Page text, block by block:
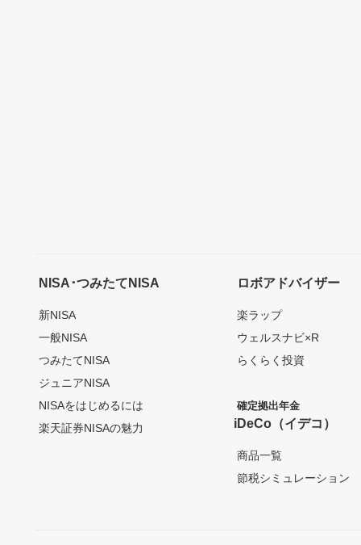
NISA･つみたてNISA
新NISA
一般NISA
つみたてNISA
ジュニアNISA
NISAをはじめるには
楽天証券NISAの魅力
ロボアドバイザー
楽ラップ
ウェルスナビ×R
らくらく投資
確定拠出年金
iDeCo（イデコ）
商品一覧
節税シミュレーション